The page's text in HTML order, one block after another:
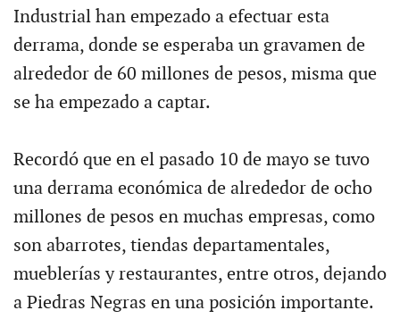
Industrial han empezado a efectuar esta
derrama, donde se esperaba un gravamen de
alrededor de 60 millones de pesos, misma que
se ha empezado a captar.
Recordó que en el pasado 10 de mayo se tuvo
una derrama económica de alrededor de ocho
millones de pesos en muchas empresas, como
son abarrotes, tiendas departamentales,
mueblerías y restaurantes, entre otros, dejando
a Piedras Negras en una posición importante.